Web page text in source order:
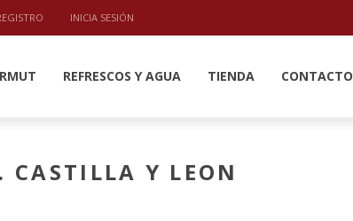
INICIA SESIÓN
REFRESCOS Y AGUA TIENDA CONTACTO
CASTILLA Y LEON